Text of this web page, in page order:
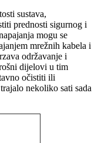
sustava,
prednosti sigurnog i
mogu se
mrežnih kabela i
održavanje i
dijelovi u tim
očistiti ili
nekoliko sati sada